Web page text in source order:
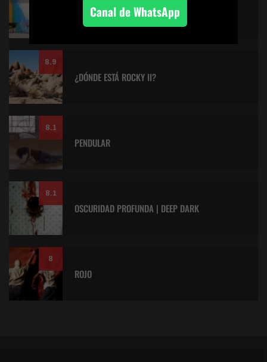
KITANO > AQUILES Y LA TORTUGA
8.9
¿DÓNDE ESTÁ ROCKY II?
8.1
PENDULAR
8.1
OSCURIDAD PROFUNDA | DEEP DARK
8
ROJO
Canal de WhatsApp